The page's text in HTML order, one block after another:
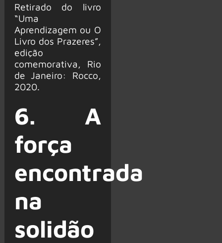
Retirado do livro
“Uma
Aprendizagem ou O
Livro dos Prazeres”,
edição
comemorativa, Rio
de Janeiro: Rocco,
2020.
6. A
força
encontrada
na
solidão